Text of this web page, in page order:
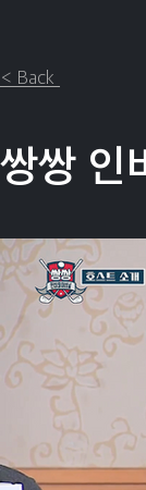
< Back
쌍쌍 인